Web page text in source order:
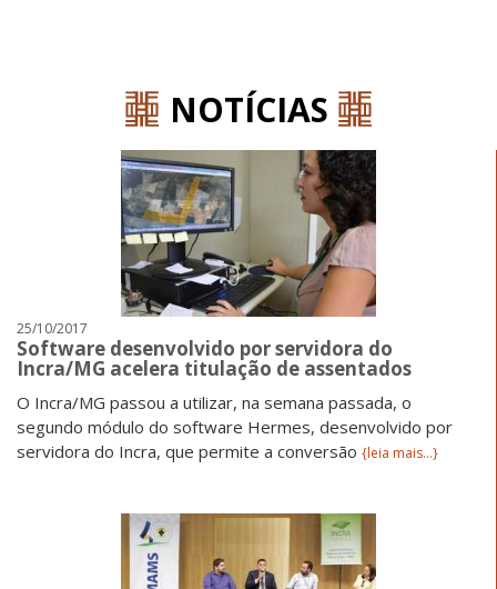
NOTÍCIAS
25/10/2017
Software desenvolvido por servidora do
Incra/MG acelera titulação de assentados
O Incra/MG passou a utilizar, na semana passada, o
segundo módulo do software Hermes, desenvolvido por
servidora do Incra, que permite a conversão {leia mais...}